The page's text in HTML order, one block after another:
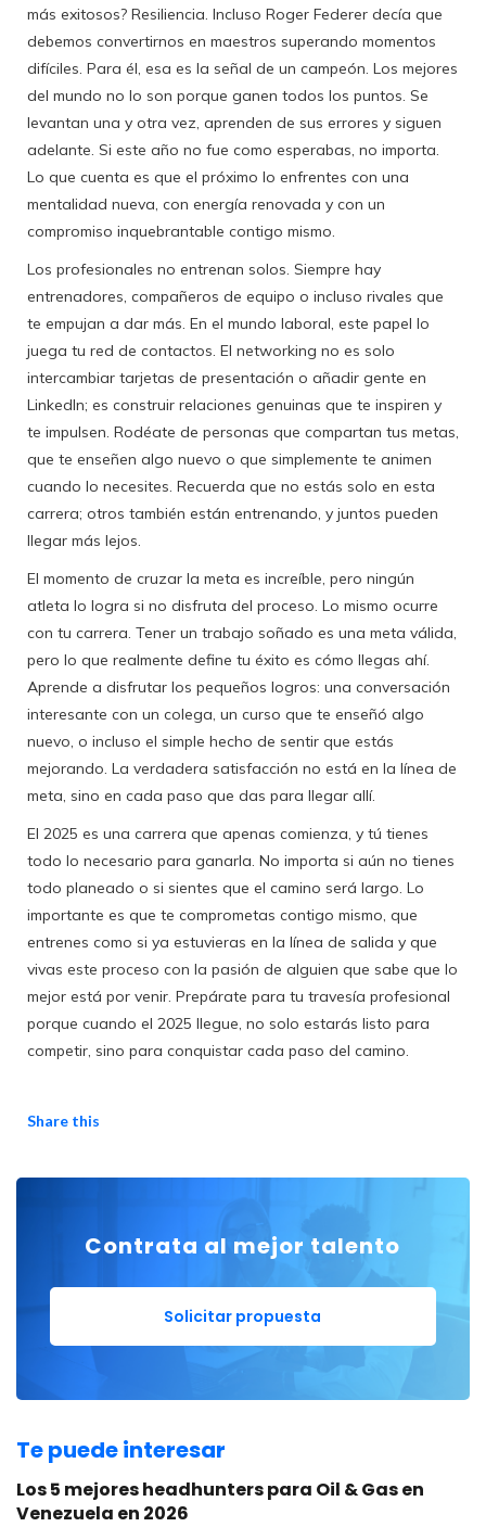
más exitosos? Resiliencia. Incluso Roger Federer decía que
debemos convertirnos en maestros superando momentos
difíciles. Para él, esa es la señal de un campeón. Los mejores
del mundo no lo son porque ganen todos los puntos. Se
levantan una y otra vez, aprenden de sus errores y siguen
adelante. Si este año no fue como esperabas, no importa.
Lo que cuenta es que el próximo lo enfrentes con una
mentalidad nueva, con energía renovada y con un
compromiso inquebrantable contigo mismo.
Los profesionales no entrenan solos. Siempre hay
entrenadores, compañeros de equipo o incluso rivales que
te empujan a dar más. En el mundo laboral, este papel lo
juega tu red de contactos. El networking no es solo
intercambiar tarjetas de presentación o añadir gente en
LinkedIn; es construir relaciones genuinas que te inspiren y
te impulsen. Rodéate de personas que compartan tus metas,
que te enseñen algo nuevo o que simplemente te animen
cuando lo necesites. Recuerda que no estás solo en esta
carrera; otros también están entrenando, y juntos pueden
llegar más lejos.
El momento de cruzar la meta es increíble, pero ningún
atleta lo logra si no disfruta del proceso. Lo mismo ocurre
con tu carrera. Tener un trabajo soñado es una meta válida,
pero lo que realmente define tu éxito es cómo llegas ahí.
Aprende a disfrutar los pequeños logros: una conversación
interesante con un colega, un curso que te enseñó algo
nuevo, o incluso el simple hecho de sentir que estás
mejorando. La verdadera satisfacción no está en la línea de
meta, sino en cada paso que das para llegar allí.
El 2025 es una carrera que apenas comienza, y tú tienes
todo lo necesario para ganarla. No importa si aún no tienes
todo planeado o si sientes que el camino será largo. Lo
importante es que te comprometas contigo mismo, que
entrenes como si ya estuvieras en la línea de salida y que
vivas este proceso con la pasión de alguien que sabe que lo
mejor está por venir. Prepárate para tu travesía profesional
porque cuando el 2025 llegue, no solo estarás listo para
competir, sino para conquistar cada paso del camino.
Share this
Contrata al mejor talento
Solicitar propuesta
Te puede interesar
Los 5 mejores headhunters para Oil & Gas en
Venezuela en 2026